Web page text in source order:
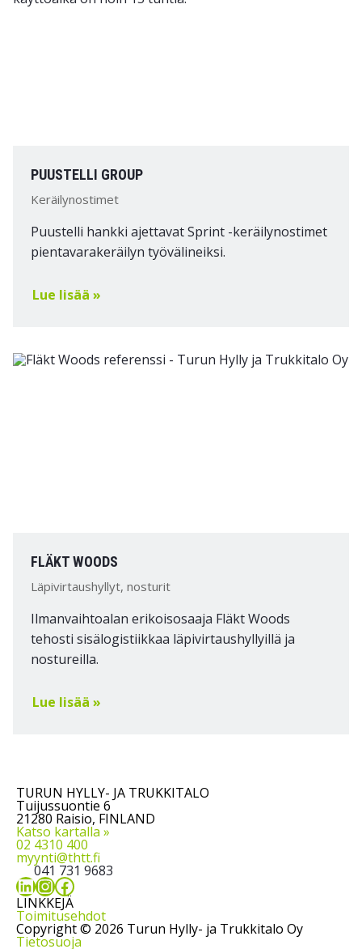
PUUSTELLI GROUP
Keräilynostimet
Puustelli hankki ajettavat Sprint -keräilynostimet
pientavarakeräilyn työvälineiksi.
Lue lisää »
FLÄKT WOODS
Läpivirtaushyllyt, nosturit
Ilmanvaihtoalan erikoisosaaja Fläkt Woods
tehosti sisälogistiikkaa läpivirtaushyllyillä ja
nostureilla.
Lue lisää »
TURUN HYLLY- JA TRUKKITALO
Tuijussuontie 6
21280 Raisio, FINLAND
Katso kartalla »
02 4310 400
myynti@thtt.fi
041 731 9683
LinkedIn
Instagram
Facebook
LINKKEJÄ
Toimitusehdot
Copyright © 2026 Turun Hylly- ja Trukkitalo Oy
Tietosuoja